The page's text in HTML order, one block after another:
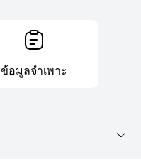
ข้อมูลจำเพาะ